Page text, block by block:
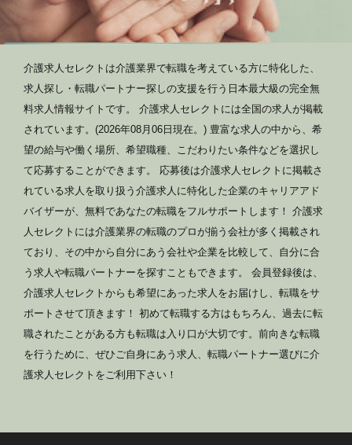
介護求人セレクトは介護業界で転職を考えている方に特化した、
求人探し・転職パートナー探しの支援を行う日本最大級の完全無
料求人情報サイトです。 介護求人セレクトには全国の求人が掲載
されています。(2026年08月06日現在。) 豊富な求人の中から、希
望の給与や働く場所、希望職種、こだわりたい条件などを選択し
て応募することができます。 応募後は介護求人セレクトに掲載さ
れている求人を取り扱う介護求人に特化した企業のキャリアアド
バイザーが、無料であなたの転職をフルサポートします！ 介護求
人セレクトには介護業界の転職のプロが揃う会社が多く掲載され
ており、その中から自分にあう会社や企業を比較して、自分に合
う求人や転職パートナーを探すこともできます。 会員登録後は、
介護求人セレクトからも希望にあった求人をお届けし、転職をサ
ポートさせて頂きます！ 初めて転職する方はもちろん、過去に転
職されたことがある方も転職は入り口が大切です。前向きな転職
を行うために、ぜひご自身にあう求人、転職パートナー選びに介
護求人セレクトをご利用下さい！